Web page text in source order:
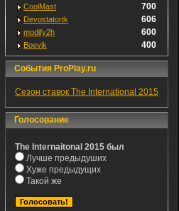
CoolMast 700
Devostatortk 606
modify2h 600
Boevik 400
События ProPlay.ru
Сезон ставок The International 2015
Голосование
The Internaitonal 2015 был
Лучше предыдуших
Хуже предыдущих
Такой же